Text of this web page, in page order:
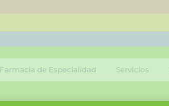
Farmacia de Especialidad Servicios